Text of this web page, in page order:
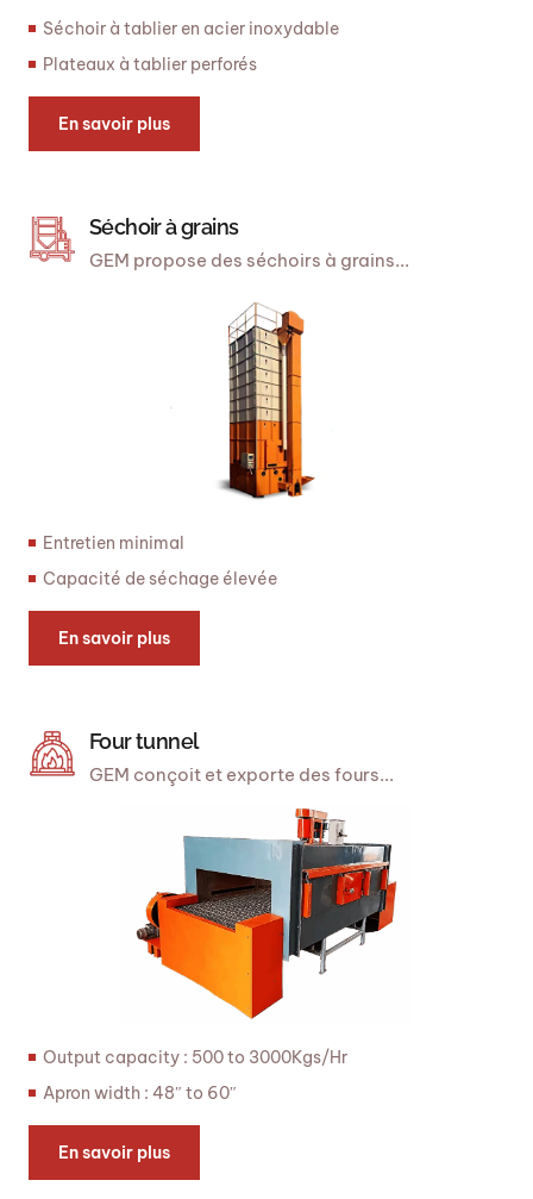
Séchoir à tablier en acier inoxydable
Plateaux à tablier perforés
En savoir plus
Séchoir à grains
GEM propose des séchoirs à grains...
Entretien minimal
Capacité de séchage élevée
En savoir plus
Four tunnel
GEM conçoit et exporte des fours...
Output capacity : 500 to 3000Kgs/Hr
Apron width : 48″ to 60″
En savoir plus